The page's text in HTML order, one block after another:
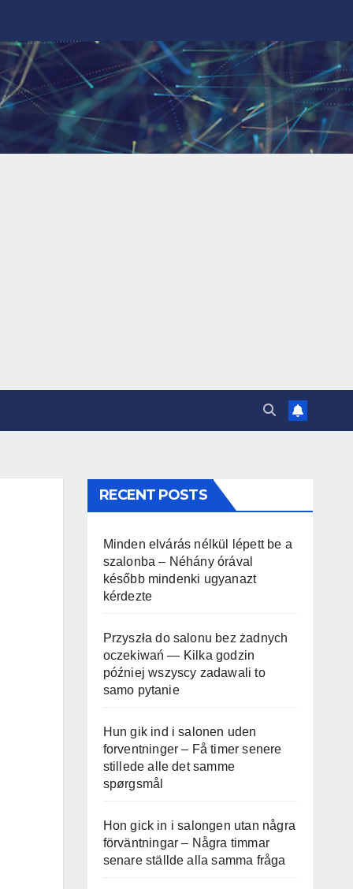
RECENT POSTS
Minden elvárás nélkül lépett be a
szalonba – Néhány órával
később mindenki ugyanazt
kérdezte
Przyszła do salonu bez żadnych
oczekiwań — Kilka godzin
później wszyscy zadawali to
samo pytanie
Hun gik ind i salonen uden
forventninger – Få timer senere
stillede alle det samme
spørgsmål
Hon gick in i salongen utan några
förväntningar – Några timmar
senare ställde alla samma fråga